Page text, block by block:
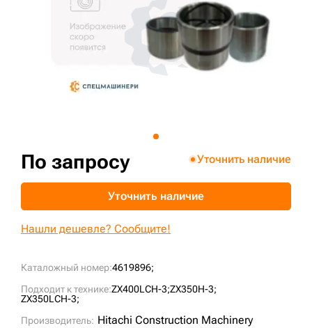
Каталожный номер:4619896;
Подходит к технике:ZX400LCH-3;ZX350H-3;
ZX350LCH-3;
Производитель: Hitachi Construction Machinery
По запросу Уточнить наличие
Уточнить наличие
Нашли дешевле? Сообщите!
sksale@skdst.ru
+7 (499) 394-50-93